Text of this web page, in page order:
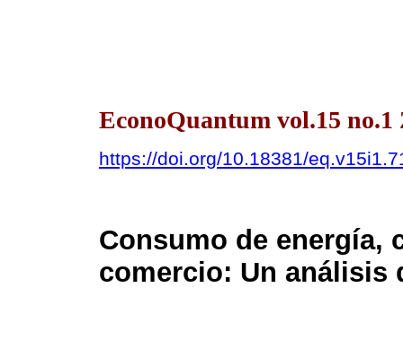
EconoQuantum vol.15
https://doi.org/10.18381/
Consumo de energía,
comercio: Un análisis